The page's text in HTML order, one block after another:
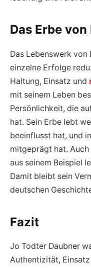
Das Erbe
Das Lebenswerk
einzelne Erfolge
Haltung, Einsatz und
mit seinem Leben
Persönlichkeit, die
hat. Sein Erbe lebt
beeinflusst hat, und
mitgeprägt hat.
aus seinem Beispiel
Damit bleibt sein
deutschen
Fazit
Jo Todter Daubner
Authentizität, Einsatz